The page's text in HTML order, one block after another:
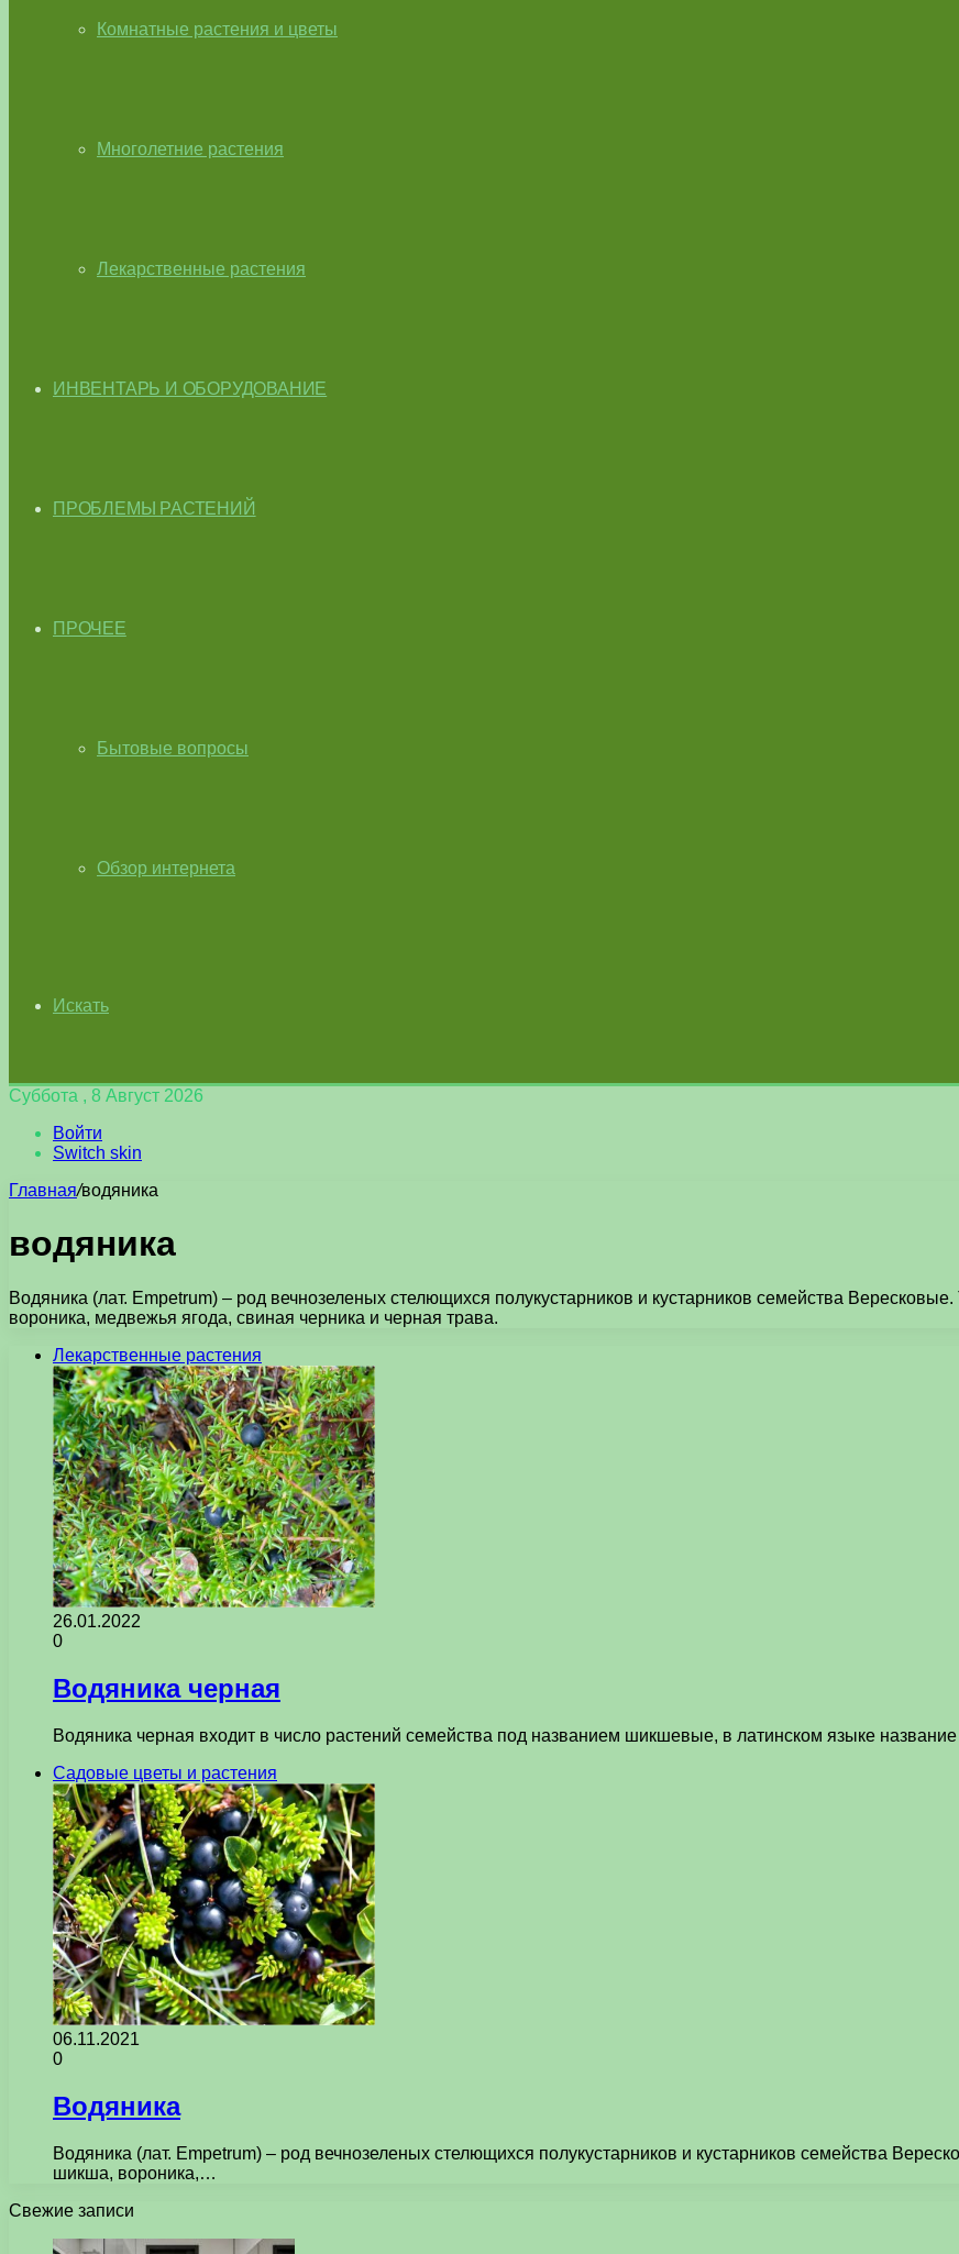
Комнатные растения и цветы
Многолетние растения
Лекарственные растения
ИНВЕНТАРЬ И ОБОРУДОВАНИЕ
ПРОБЛЕМЫ РАСТЕНИЙ
ПРОЧЕЕ
Бытовые вопросы
Обзор интернета
Искать
Суббота , 8 Август 2026
Войти
Switch skin
Главная/водяника
водяника
Водяника (лат. Empetrum) – род вечнозеленых стелющихся полукустарников и кустарников семейства
вороника, медвежья ягода, свиная черника и черная трава.
Лекарственные растения
26.01.2022
0
Водяника черная
Водяника черная входит в число растений семейства под названием шикшевые, в латинском языке
Садовые цветы и растения
06.11.2021
0
Водяника
Водяника (лат. Empetrum) – род вечнозеленых стелющихся полукустарников и кустарников семейства
шикша, вороника,…
Свежие записи